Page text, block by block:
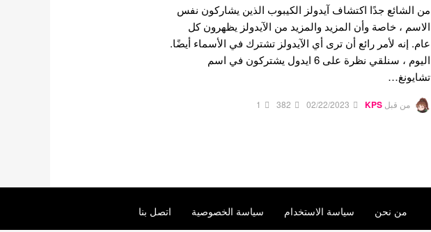
من الشائع جدًا اكتشاف آيدولز الكيبوب الذين يشاركون نفس
الاسم ، خاصة وأن المزيد والمزيد من الآيدولز يظهرون كل
عام. إنه لأمر رائع أن ترى أي الآيدولز تشترك في الأسماء أيضًا.
اليوم ، سنلقي نظرة على 6 ايدول يشتركون في اسم
تشايونغ…
من قبل KPS
02/22/2023
382
1
من نحن سياسة الاستخدام سياسة الخصوصية اتصل بنا